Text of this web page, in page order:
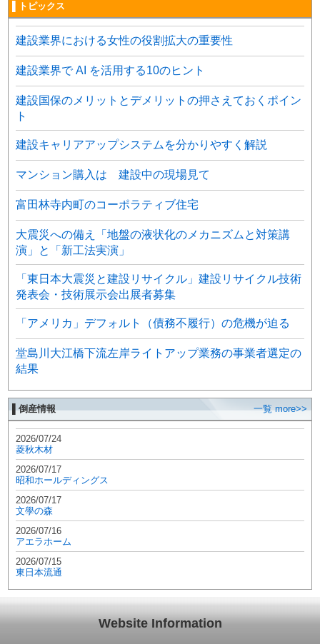
▌トピックス
建設業界における女性の役割拡大の重要性
建設業界で AI を活用する10のヒント
建設国保のメリットとデメリットの押さえておくポイン
ト
建設キャリアアップシステムを分かりやすく解説
マンション購入は 建設中の現場見て
富田林寺内町のコーポラティブ住宅
大震災への備え「地盤の液状化のメカニズムと対策講
演」と「新工法実演」
「東日本大震災と建設リサイクル」建設リサイクル技術
発表会・技術展示会出展者募集
「アメリカ」デフォルト（債務不履行）の危機が迫る
堂島川大江橋下流左岸ライトアップ業務の事業者選定の
結果
▌倒産情報 一覧 more>>
2026/07/24
菱秋木材
2026/07/17
昭和ホールディングス
2026/07/17
文學の森
2026/07/16
アエラホーム
2026/07/15
東日本流通
Website Information